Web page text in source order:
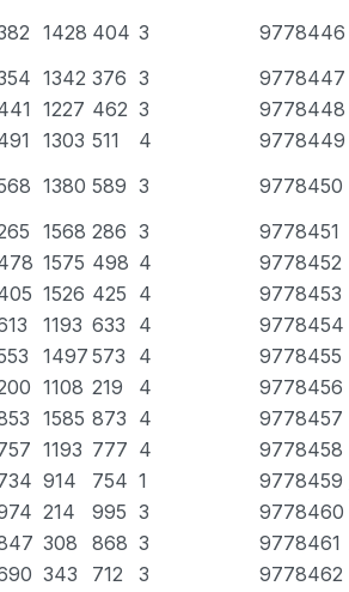
1428 404 3 9778446
1342 376 3 9778447
1227 462 3 9778448
1303 511 4 9778449
1380 589 3 9778450
1568 286 3 9778451
1575 498 4 9778452
1526 425 4 9778453
1193 633 4 9778454
1497 573 4 9778455
1108 219 4 9778456
1585 873 4 9778457
1193 777 4 9778458
914 754 1 9778459
214 995 3 9778460
308 868 3 9778461
343 712 3 9778462